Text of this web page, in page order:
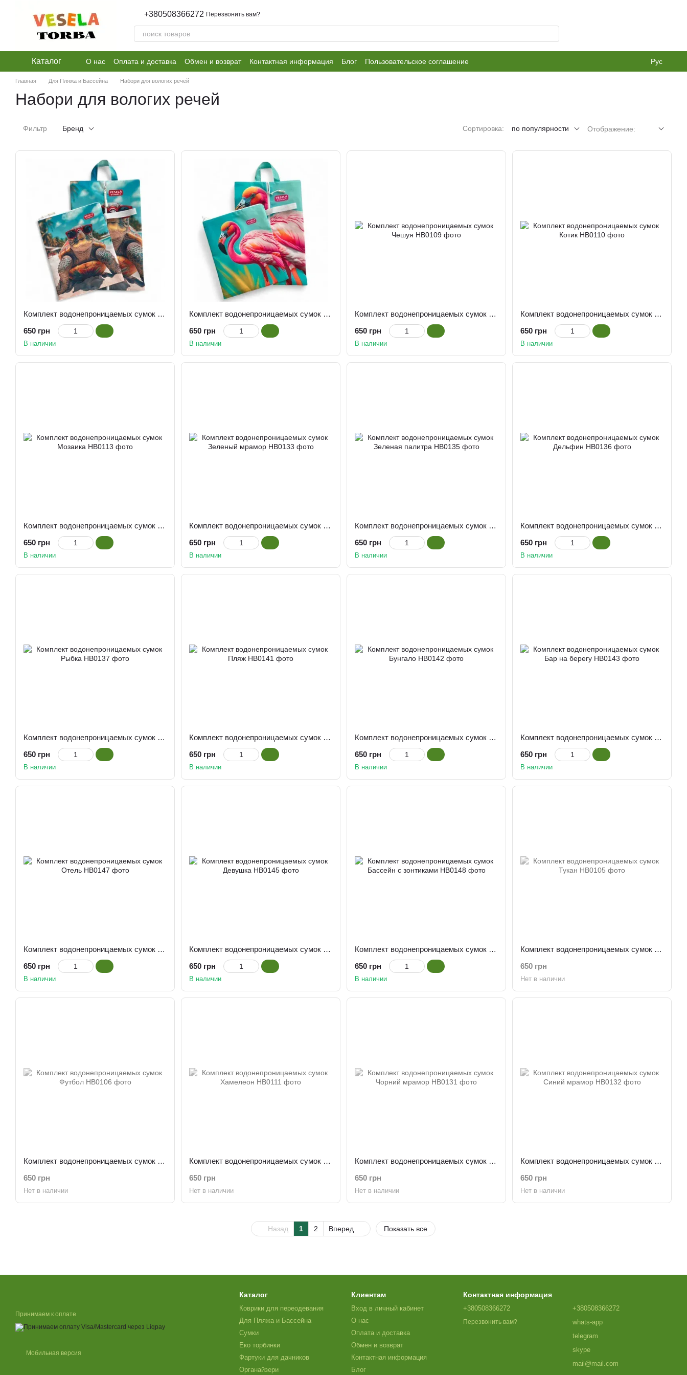
+380508366272 Перезвонить вам?
Каталог О нас Оплата и доставка Обмен и возврат Контактная информация Блог Пользовательское соглашение Рус
Главная Для Пляжа и Бассейна Набори для вологих речей
Набори для вологих речей
Фильтр Бренд Сортировка: по популярности Отображение:
Комплект водонепроницаемых сумок Черепаха
650 грн
В наличии
Комплект водонепроницаемых сумок Фламинго
650 грн
В наличии
Комплект водонепроницаемых сумок Чешуя
650 грн
В наличии
Комплект водонепроницаемых сумок Котик
650 грн
В наличии
Комплект водонепроницаемых сумок Мозаика
650 грн
В наличии
Комплект водонепроницаемых сумок Зеленый мрамор
650 грн
В наличии
Комплект водонепроницаемых сумок Зеленая палитра
650 грн
В наличии
Комплект водонепроницаемых сумок Дельфин
650 грн
В наличии
Комплект водонепроницаемых сумок Рыбка
650 грн
В наличии
Комплект водонепроницаемых сумок Пляж
650 грн
В наличии
Комплект водонепроницаемых сумок Бунгало
650 грн
В наличии
Комплект водонепроницаемых сумок Бар на берегу
650 грн
В наличии
Комплект водонепроницаемых сумок Отель
650 грн
В наличии
Комплект водонепроницаемых сумок Девушка
650 грн
В наличии
Комплект водонепроницаемых сумок Бассейн с зонтиками
650 грн
В наличии
Комплект водонепроницаемых сумок Тукан
650 грн
Нет в наличии
Комплект водонепроницаемых сумок Футбол
650 грн
Нет в наличии
Комплект водонепроницаемых сумок Хамелеон
650 грн
Нет в наличии
Комплект водонепроницаемых сумок Чорний мрамор
650 грн
Нет в наличии
Комплект водонепроницаемых сумок Синий мрамор
650 грн
Нет в наличии
Назад 1 2 Вперед Показать все
Принимаем к оплате
Мобильная версия
Каталог
Коврики для переодевания
Для Пляжа и Бассейна
Сумки
Еко торбинки
Фартуки для дачников
Органайзери
Клиентам
Вход в личный кабинет
О нас
Оплата и доставка
Обмен и возврат
Контактная информация
Блог
Контактная информация
+380508366272
Перезвонить вам?
+380508366272
whats-app
telegram
skype
mail@mail.com